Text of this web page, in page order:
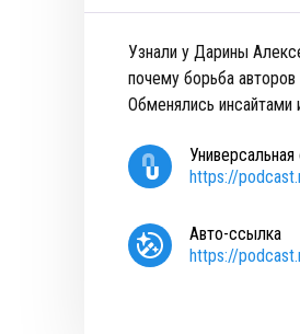
Узнали у Дарины
почему борьба
Обменялись инсайтами
https://
Авто-ссылка
https://